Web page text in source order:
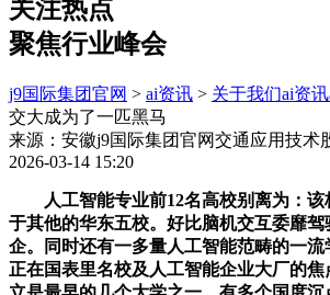
关注热点
聚焦行业峰会
j9国际集团官网 > ai资讯 > 关于我们ai资讯
交大成为了一匹黑马
来源：安徽j9国际集团官网交通应用技术
2026-03-14 15:20
人工智能专业前12名高校别离为：该
于其他的华东五校。好比脑机交互委靡
企。同时还有一多量人工智能范畴的一
正在国表里名校及人工智能企业大厂的